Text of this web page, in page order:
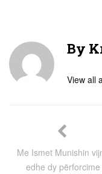
By
View all
Me Ismet Munishin
edhe dy përforcime